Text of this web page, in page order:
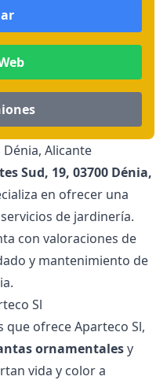
Alicante
Sud, 19, 03700 Dénia,
en ofrecer una
de jardinería.
con valoraciones de
y mantenimiento de
Sl
que ofrece Aparteco Sl,
ornamentalesy
vida y color a